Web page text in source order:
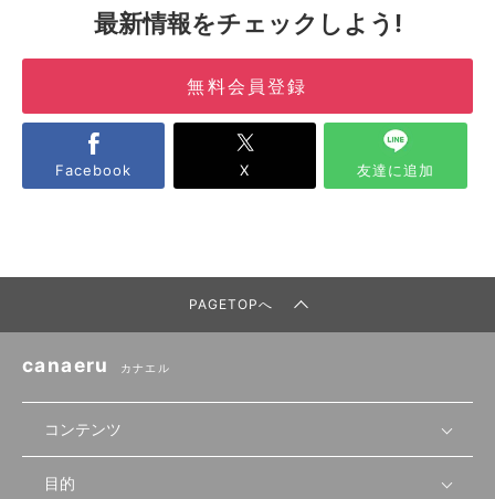
最新情報をチェックしよう!
無料会員登録
Facebook X 友達に追加
PAGETOPへ
canaeru カナエル
コンテンツ
無料開業相談
目的